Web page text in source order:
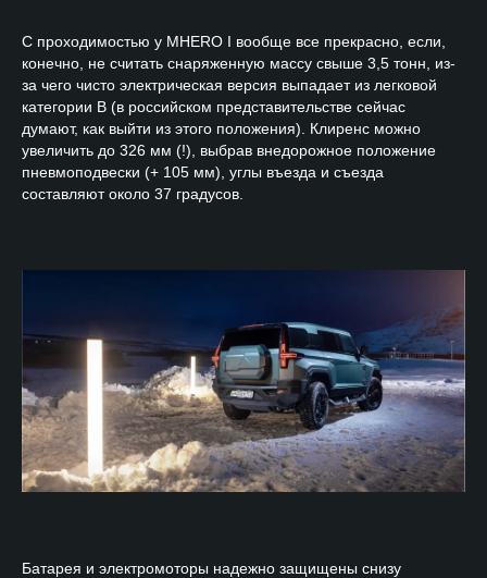
С проходимостью у MHERO I вообще все прекрасно, если,
конечно, не считать снаряженную массу свыше 3,5 тонн, из-
за чего чисто электрическая версия выпадает из легковой
категории B (в российском представительстве сейчас
думают, как выйти из этого положения). Клиренс можно
увеличить до 326 мм (!), выбрав внедорожное положение
пневмоподвески (+ 105 мм), углы въезда и съезда
составляют около 37 градусов.
Батарея и электромоторы надежно защищены снизу